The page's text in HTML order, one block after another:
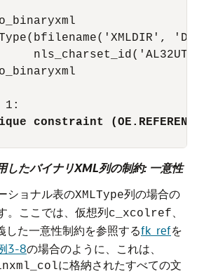
constraint
したバイナリXML列の制約: 一意性
ショナル表のXMLType列の場合の
。ここでは、仮想列c_xcolref、
した一意性制約を参照するfk_refを
3-8の場合のように、これは、
に格納されたすべての文